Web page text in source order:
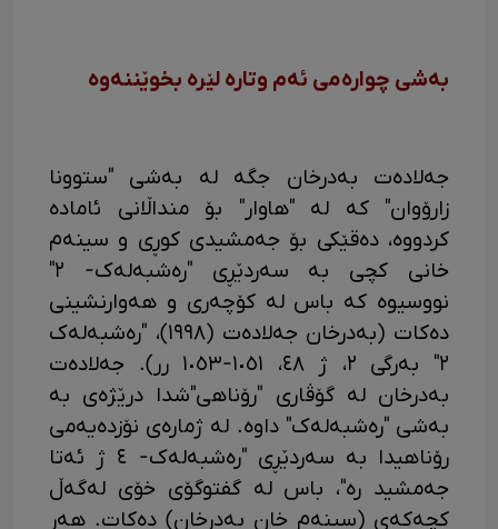
بەشی چوارەمی ئەم وتارە لێرە بخوێننەوە
جەلادەت بەدرخان جگە لە بەشی "ستوونا
زارۆوان" کە لە "هاوار" بۆ منداڵانی ئامادە
کردووە، دەقێکی بۆ جەمشیدی کوڕی و سینەم
خانی کچی بە سەردێڕی "رەشبەلەک- ٢"
نووسیوە کە باس لە کۆچەری و هەوارنشینی
دەکات (بەدرخان جەلادەت (١٩٩٨)، "رەشبەلەک
٢" بەرگی ٢، ژ ٤٨، ١٠٥١-١٠٥٣ رر). جەلادەت
بەدرخان لە گۆڤاری "رۆناهی"شدا درێژەی بە
بەشی "رەشبەلەک" داوە. لە ژمارەی نۆزدەیەمی
رۆناهیدا بە سەردێڕی "رەشبەلەک- ٤ ژ ئەتا
جەمشید رە"، باس لە گفتوگۆی خۆی لەگەڵ
کچەکەی (سینەم خان بەدرخان) دەکات. هەر